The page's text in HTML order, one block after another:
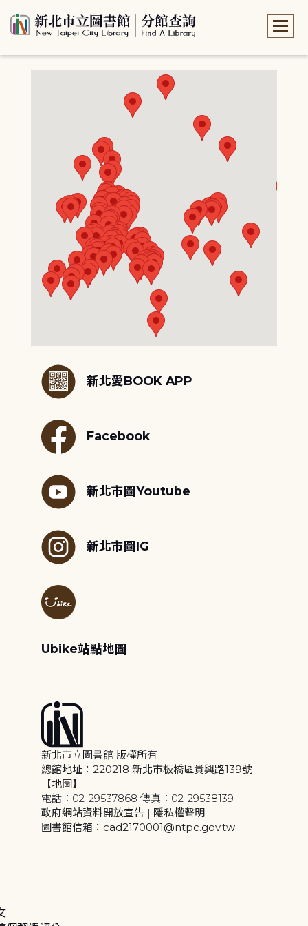
新北愛BOOK APP
Facebook
新北市圖Youtube
新北市圖IG
Ubike站點地圖
新北市立圖書館 版權所有
總館地址：220218 新北市板橋區貴興路139號
【地圖】
電話：02-29537868 傳真：02-29538139
政府網站資料開放宣告 | 隱私權聲明
圖書館信箱：cad2170001@ntpc.gov.tw